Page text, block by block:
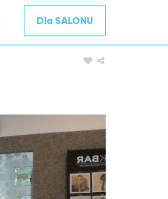
Dla SALONU